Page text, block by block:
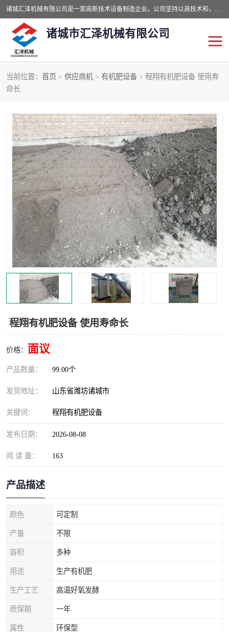
诸城汇泽机械有限公司是一家高新技术设备制造企业。公司坚持以高技术和，高服务于用户，以的环保机械制造设备赢的用户的信赖。现在主要生产死亡畜禽无害化处理和立式和卧式有机肥设备，搅拌机，烘干机，高温发酵机等。污水处理设备，固液分离机。气浮机，化制机等。公司秉承品质，用户至上，科技创新的经营理。
诸城市汇泽机械有限公司
当前位置： 首页 > 供应商机 > 有机肥设备 > 程翔有机肥设备 使用寿
命长
程翔有机肥设备 使用寿命长
价格： 面议
产品数量： 99.00个
发货地址： 山东省潍坊诸城市
关键词： 程翔有机肥设备
发布日期： 2026-08-08
阅 读 量： 163
产品描述
颜色 可定制
产量 不限
容积 多种
用途 生产有机肥
生产工艺 高温好氧发酵
质保期 一年
属性 环保型
发酵设备
鸡粪发酵机 有机肥设备
纳米膜好氧发酵堆肥机 粪污烘干酶体机
膜式堆肥机 纳米膜发酵
膜式发酵仓 分子膜堆肥仓
分子膜发酵堆肥设备